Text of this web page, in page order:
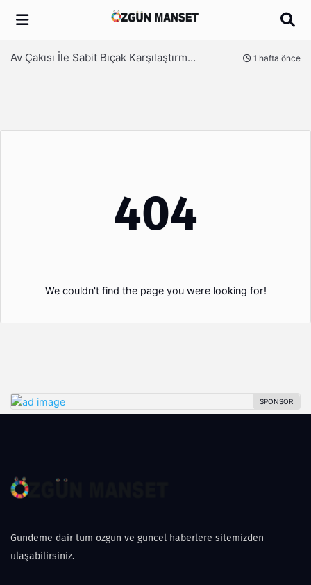
Arama
Av Çakısı İle Sabit Bıçak Karşılaştırması 1 hafta önce
404
We couldn't find the page you were looking for!
Gündeme dair tüm özgün ve güncel haberlere sitemizden
ulaşabilirsiniz.